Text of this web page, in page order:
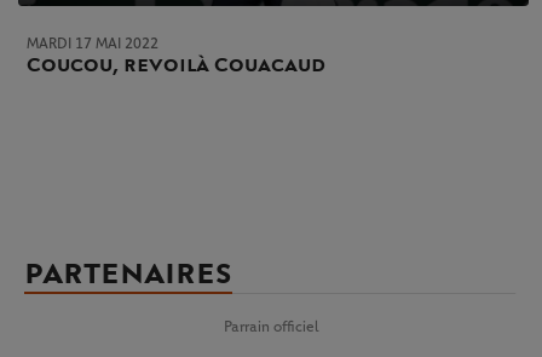
MARDI 17 MAI 2022
Coucou, revoilà Couacaud
PARTENAIRES
Parrain officiel